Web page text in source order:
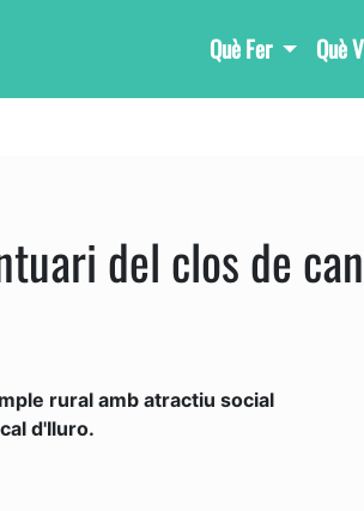
Què Fer Què
del clos de
rural amb atractiu social
d'Iluro.